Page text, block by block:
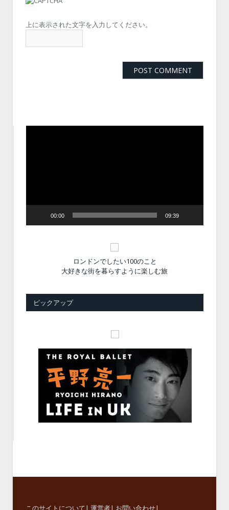
上に表示された文字を入力してください。
00:00 09:39
ロンドンでしたい100のこと
大好きな街を暮らすように楽しむ旅
ピックアップ
このサイトについて| 運営者| お問い合わせ|